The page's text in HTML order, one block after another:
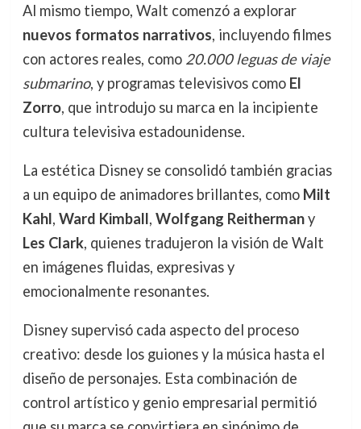
Al mismo tiempo, Walt comenzó a explorar
nuevos formatos narrativos, incluyendo filmes
con actores reales, como 20.000 leguas de viaje
submarino, y programas televisivos como El
Zorro, que introdujo su marca en la incipiente
cultura televisiva estadounidense.
La estética Disney se consolidó también gracias
a un equipo de animadores brillantes, como Milt
Kahl, Ward Kimball, Wolfgang Reithermany
Les Clark, quienes tradujeron la visión de Walt
en imágenes fluidas, expresivas y
emocionalmente resonantes.
Disney supervisó cada aspecto del proceso
creativo: desde los guiones y la música hasta el
diseño de personajes. Esta combinación de
control artístico y genio empresarial permitió